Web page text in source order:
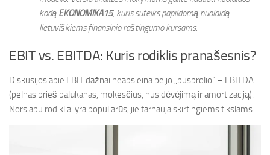
kodą EKONOMIKA15, kuris suteiks papildomą nuolaidą
lietuviškiems finansinio raštingumo kursams.
EBIT vs. EBITDA: Kuris rodiklis pranašesnis?
Diskusijos apie EBIT dažnai neapsieina be jo „pusbrolio“ – EBITDA
(pelnas prieš palūkanas, mokesčius, nusidėvėjimą ir amortizaciją).
Nors abu rodikliai yra populiarūs, jie tarnauja skirtingiems tikslams.